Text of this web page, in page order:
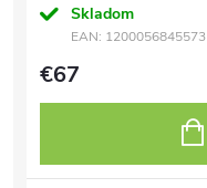
Skladom
EAN: 1200056845573
€67